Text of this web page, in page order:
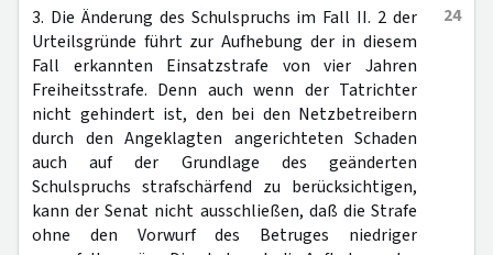
24
3. Die Änderung des Schulspruchs im Fall II. 2 der
Urteilsgründe führt zur Aufhebung der in diesem
Fall erkannten Einsatzstrafe von vier Jahren
Freiheitsstrafe. Denn auch wenn der Tatrichter
nicht gehindert ist, den bei den Netzbetreibern
durch den Angeklagten angerichteten Schaden
auch auf der Grundlage des geänderten
Schulspruchs strafschärfend zu berücksichtigen,
kann der Senat nicht ausschließen, daß die Strafe
ohne den Vorwurf des Betruges niedriger